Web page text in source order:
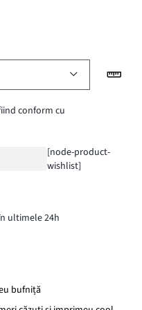
conform cu
[node-product-
wishlist]
ultimele 24h
bufniță